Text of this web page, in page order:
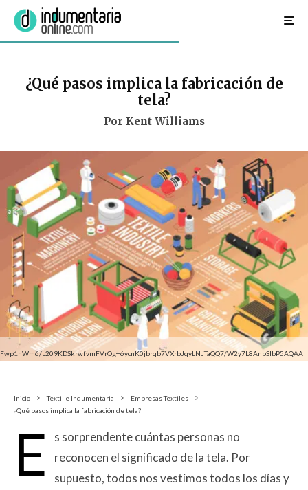
¿Qué pasos implica la fabricación de
tela?
Por Kent Williams
L209KDSkrwfvmFVrOg+6ycnK0jbrqb7VXrbJqyLNJTaQQ7/W2y7L8AnbSlbP5AQAA
Inicio Textil e Indumentaria
Empresas Textiles
¿Qué pasos implica la fabricación de tela?
E
s sorprendente cuántas personas no
reconocen el significado de la tela. Por
supuesto, todos nos vestimos todos los días y